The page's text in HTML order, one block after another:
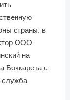
страны, в
ООО
на
Бочкарева с
служба